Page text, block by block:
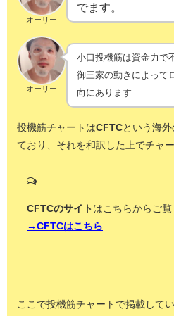
オーリー
でます。
オーリー
小口投機筋は資金力で
御三家の動きによって
向にあります
投機筋チャートはCFTCという海
ており、それを和訳した上でチャ
CFTCのサイト はこちらからご覧
→CFTCはこちら
ここで投機筋チャートで掲載して